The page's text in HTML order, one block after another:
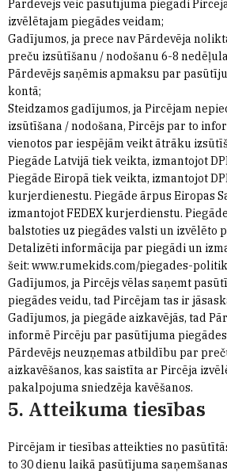
Pārdevējs veic pasūtījuma piegādi
izvēlētajam piegādes veidam;
Gadījumos, ja prece nav Pārdevēja
preču izsūtīšanu / nodošanu 6-8
Pārdevējs saņēmis apmaksu par
kontā;
Steidzamos gadījumos, ja Pircējam
izsūtīšana / nodošana, Pircējs par to
vienotos par iespējām veikt ātrāku
Piegāde Latvijā tiek veikta, izmantojot
Piegāde Eiropā tiek veikta, izmantojot
kurjerdienestu. Piegāde ārpus Eiropas
izmantojot FEDEX kurjerdienstu.
balstoties uz piegādes valsti un izvēlēto
Detalizēti informācija par piegādi un
šeit: www.rumekids.com/piegades-
Gadījumos, ja Pircējs vēlas saņemt
piegādes veidu, tad Pircējam tas ir
Gadījumos, ja piegāde aizkavējās, tad
informē Pircēju par pasūtījuma piegādes
Pārdevējs neuzņemas atbildību par
aizkavēšanos, kas saistīta ar Pircēja
pakalpojuma sniedzēja kavēšanos.
5. Atteikuma tiesības
Pircējam ir tiesības atteikties no
to 30 dienu laikā pasūtījuma